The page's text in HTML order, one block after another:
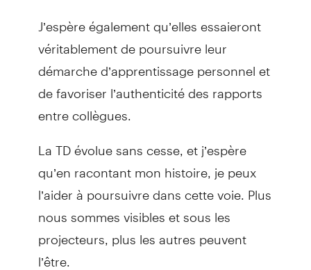
J’espère également qu’elles essaieront
véritablement de poursuivre leur
démarche d’apprentissage personnel et
de favoriser l’authenticité des rapports
entre collègues.
La TD évolue sans cesse, et j’espère
qu’en racontant mon histoire, je peux
l’aider à poursuivre dans cette voie. Plus
nous sommes visibles et sous les
projecteurs, plus les autres peuvent
l’être.